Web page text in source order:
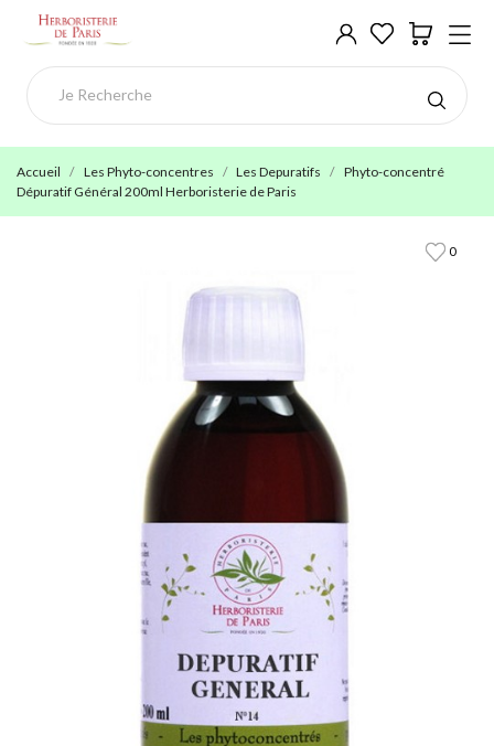
Accueil Les Phyto-concentres Les Depuratifs
Phyto-concentré
Dépuratif Général 200ml Herboristerie de Paris
0